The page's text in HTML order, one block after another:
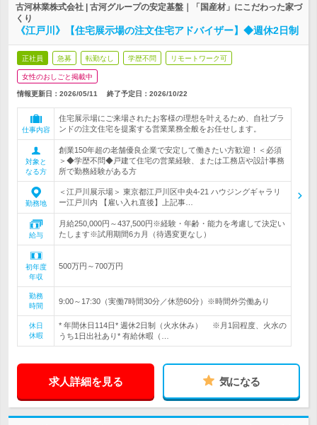
古河林業株式会社 | 古河グループの安定基盤｜「国産材」にこだわった家づ
くり
《江戸川》【住宅展示場の注文住宅アドバイザー】◆週休2日制
正社員 急募 転勤なし 学歴不問 リモートワーク可
女性のおしごと掲載中
情報更新日：2026/05/11 終了予定日： 2026/10/22
仕事内容
住宅展示場にご来場されたお客様の理想を叶えるため、自社ブラ
ンドの注文住宅を提案する営業業務全般をお任せします。
対象と
なる方
創業150年超の老舗優良企業で安定して働きたい方歓迎！＜必須
＞◆学歴不問◆戸建て住宅の営業経験、または工務店や設計事務
所で勤務経験がある方
勤務地
＜江戸川展示場＞ 東京都江戸川区中央4-21 ハウジングギャラリ
ー江戸川内 【雇い入れ直後】上記事…
給与
月給250,000円～437,500円※経験・年齢・能力を考慮して決定い
たします※試用期間6カ月（待遇変更なし）
初年度
年収
500万円～700万円
勤務
時間
9:00～17:30（実働7時間30分／休憩60分）※時間外労働あり
休日
休暇
* 年間休日114日* 週休2日制（火水休み） ※月1回程度、火水の
うち1日出社あり* 有給休暇（…
求人詳細を見る 気になる